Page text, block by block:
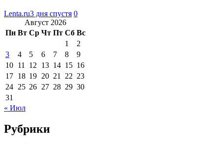
Lenta.ru3 дня спустя 0
Август 2026
Пн Вт Ср Чт Пт Сб Вс
1
2
3
4 5 6 7 8
9
10 11 12 13 14 15 16
17 18 19 20 21 22 23
24 25 26 27 28 29 30
31
« Июл
Рубрики